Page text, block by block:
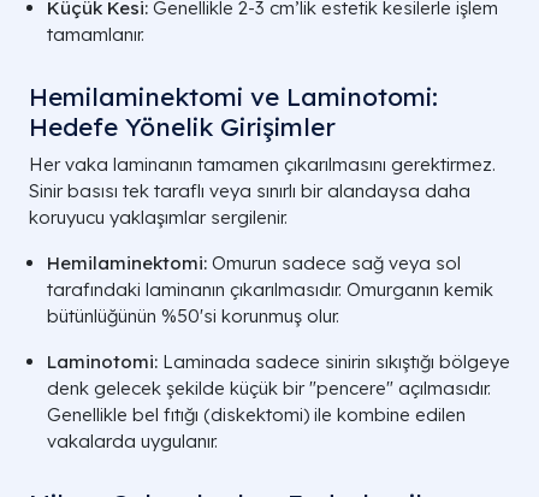
Küçük Kesi: Genellikle 2-3 cm’lik estetik kesilerle işlem
tamamlanır.
Hemilaminektomi ve Laminotomi:
Hedefe Yönelik Girişimler
Her vaka laminanın tamamen çıkarılmasını gerektirmez.
Sinir basısı tek taraflı veya sınırlı bir alandaysa daha
koruyucu yaklaşımlar sergilenir.
Hemilaminektomi: Omurun sadece sağ veya sol
tarafındaki laminanın çıkarılmasıdır. Omurganın kemik
bütünlüğünün %50'si korunmuş olur.
Laminotomi: Laminada sadece sinirin sıkıştığı bölgeye
denk gelecek şekilde küçük bir "pencere" açılmasıdır.
Genellikle bel fıtığı (diskektomi) ile kombine edilen
vakalarda uygulanır.